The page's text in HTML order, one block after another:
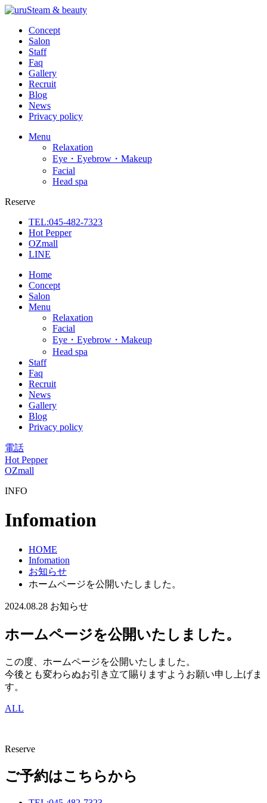
Concept
Salon
Staff
Faq
Gallery
Recruit
Blog
News
Privacy policy
Menu
Relaxation
Eye・Eyebrow・Makeup
Facial
Head spa
Reserve
TEL:045-482-7323
Hot Pepper
OZmall
LINE
Home
Concept
Salon
Menu
Relaxation
Facial
Eye・Eyebrow・Makeup
Head spa
Staff
Faq
Recruit
News
Gallery
Blog
Privacy policy
電話
Hot Pepper
OZmall
INFO
Infomation
HOME
Infomation
お知らせ
ホームページを公開いたしました。
2024.08.28 お知らせ
ホームページを公開いたしました。
この度、ホームページを公開いたしました。
今後とも変わらぬお引き立て賜りますようお願い申し上げま
す。
ALL
Reserve
ご予約はこちらから